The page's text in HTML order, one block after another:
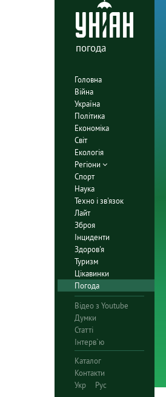
погода
Головна
Війна
Україна
Політика
Економіка
Світ
Екологія
Регіони
Спорт
Наука
Техно і зв'язок
Лайт
Зброя
Інциденти
Здоров'я
Туризм
Цікавинки
Погода
Відео з Youtube
Думки
Статті
Інтерв`ю
Каталог
Контакти
Укр
Рус